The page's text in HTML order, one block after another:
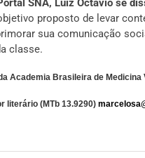
SNA, Luiz Octavio se
proposto de levar
sua comunicação
classe.
Academia Brasileira de
literário (MTb 13.9290)